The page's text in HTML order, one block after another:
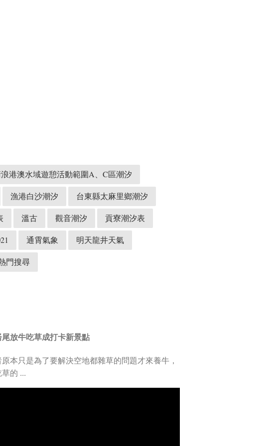
港澳水域遊憩活動範圍A、C區潮汐
漁港白沙潮汐 台東縣太麻里鄉潮汐
溫古 觀音潮汐 貢寮潮汐表
通霄氣象 明天龍井天氣
門搜尋
放牛吃草成打卡新景點
本只是為了要解決空地都雜草的問題才來養牛，
的 ...